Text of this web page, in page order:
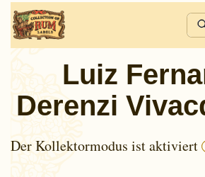
Luiz
Derenzi
Der Kollektormodus ist aktiviert